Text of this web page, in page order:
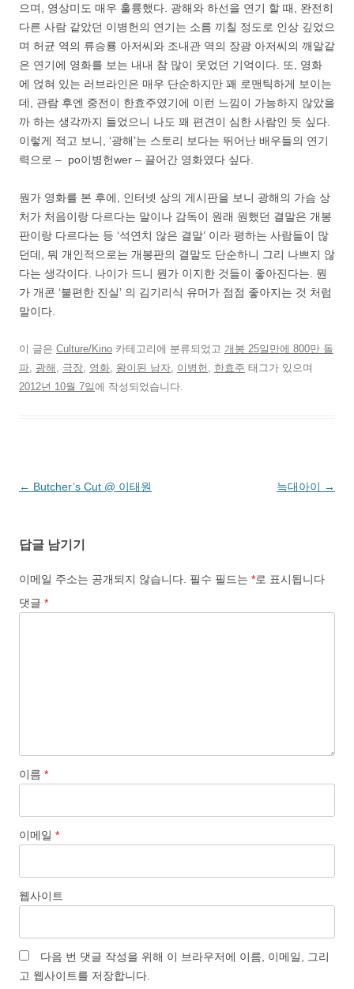
으며, 영상미도 매우 훌륭했다. 광해와 하선을 연기 할 때, 완전히
다른 사람 같았던 이병헌의 연기는 소름 끼칠 정도로 인상 깊었으
며 허균 역의 류승룡 아저씨와 조내관 역의 장광 아저씨의 깨알같
은 연기에 영화를 보는 내내 참 많이 웃었던 기억이다. 또, 영화
에 얹혀 있는 러브라인은 매우 단순하지만 꽤 로맨틱하게 보이는
데, 관람 후엔 중전이 한효주였기에 이런 느낌이 가능하지 않았을
까 하는 생각까지 들었으니 나도 꽤 편견이 심한 사람인 듯 싶다.
이렇게 적고 보니, ‘광해’는 스토리 보다는 뛰어난 배우들의 연기
력으로 – po이병헌wer – 끌어간 영화였다 싶다.
뭔가 영화를 본 후에, 인터넷 상의 게시판을 보니 광해의 가슴 상
처가 처음이랑 다르다는 말이나 감독이 원래 원했던 결말은 개봉
판이랑 다르다는 등 ‘석연치 않은 결말’ 이라 평하는 사람들이 많
던데, 뭐 개인적으로는 개봉판의 결말도 단순하니 그리 나쁘지 않
다는 생각이다. 나이가 드니 뭔가 이지한 것들이 좋아진다는. 뭔
가 개콘 ‘불편한 진실’ 의 김기리식 유머가 점점 좋아지는 것 처럼
말이다.
이 글은 Culture/Kino 카테고리에 분류되었고 개봉 25일만에 800만 돌
파 광해 극장 영화 왕이된 남자 이병헌 한효주 태그가 있으며
2012년 10월 7일에 작성되었습니다.
글
게
이
션
← Butcher’s Cut @ 이태원 늑대아이 →
답글 남기기
이메일 주소는 공개되지 않습니다. 필수 필드는 *로 표시됩니다
댓글 *
이름 *
이메일 *
웹사이트
다음 번 댓글 작성을 위해 이 브라우저에 이름, 이메일, 그리
고 웹사이트를 저장합니다.